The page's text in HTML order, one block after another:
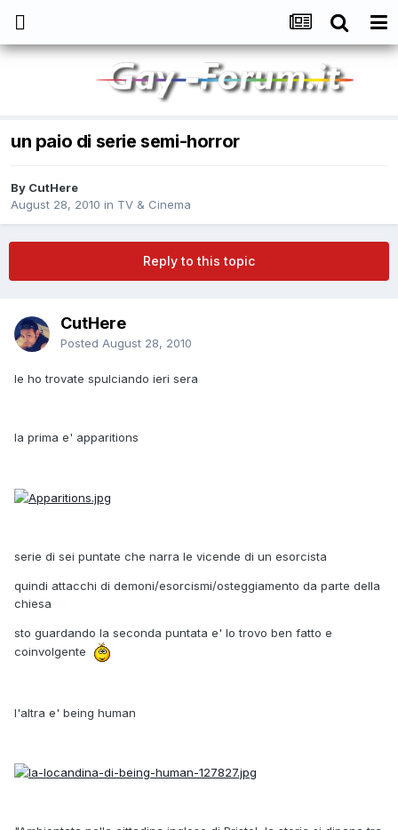
un paio di serie semi-horror
By CutHere
August 28, 2010 in TV & Cinema
Reply to this topic
CutHere
Posted August 28, 2010
le ho trovate spulciando ieri sera
la prima e' apparitions
serie di sei puntate che narra le vicende di un esorcista
quindi attacchi di demoni/esorcismi/osteggiamento da parte della
chiesa
sto guardando la seconda puntata e' lo trovo ben fatto e
coinvolgente
l'altra e' being human